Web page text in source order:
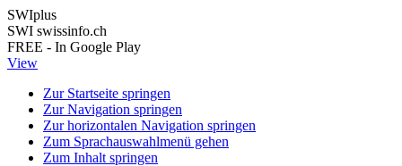
SWIplus
SWI swissinfo.ch
FREE - In Google Play
View
Zur Startseite springen
Zur Navigation springen
Zur horizontalen Navigation springen
Zum Sprachauswahlmenü gehen
Zum Inhalt springen